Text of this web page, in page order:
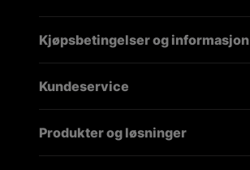
Kjøpsbetingelser og informasjon
Kundeservice
Produkter og løsninger